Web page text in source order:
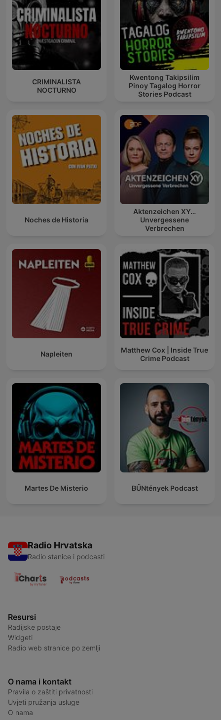
CRIMINALISTA
NOCTURNO
Kwentong Takipsilim
Pinoy Tagalog Horror
Stories Podcast
Noches de Historia
Aktenzeichen XY…
Unvergessene
Verbrechen
Napleiten
Matthew Cox | Inside True
Crime Podcast
Martes De Misterio BŰNtények Podcast
Radio Hrvatska
Radio stanice i podcasti
Resursi
Radijske postaje
Widgeti
Radio web stranice po zemlji
O nama i kontakt
Pravila o zaštiti privatnosti
Uvjeti pružanja usluge
O nama